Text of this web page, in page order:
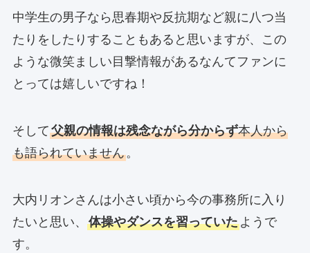
中学生の男子なら思春期や反抗期など親に八つ当
たりをしたりすることもあると思いますが、この
ような微笑ましい目撃情報があるなんてファンに
とっては嬉しいですね！
そして父親の情報は残念ながら分からず本人から
も語られていません。
大内リオンさんは小さい頃から今の事務所に入り
たいと思い、 体操やダンスを習っていたようで
す。